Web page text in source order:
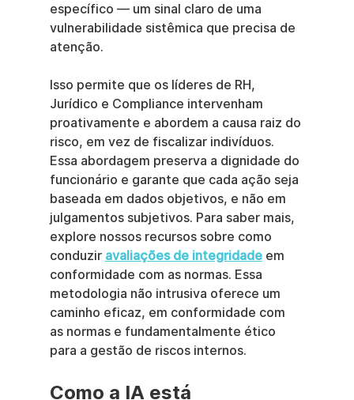
específico — um sinal claro de uma
vulnerabilidade sistêmica que precisa de
atenção.
Isso permite que os líderes de RH,
Jurídico e Compliance intervenham
proativamente e abordem a causa raiz do
risco, em vez de fiscalizar indivíduos.
Essa abordagem preserva a dignidade do
funcionário e garante que cada ação seja
baseada em dados objetivos, e não em
julgamentos subjetivos. Para saber mais,
explore nossos recursos sobre como
conduzir avaliações de integridade em
conformidade com as normas. Essa
metodologia não intrusiva oferece um
caminho eficaz, em conformidade com
as normas e fundamentalmente ético
para a gestão de riscos internos.
Como a IA está